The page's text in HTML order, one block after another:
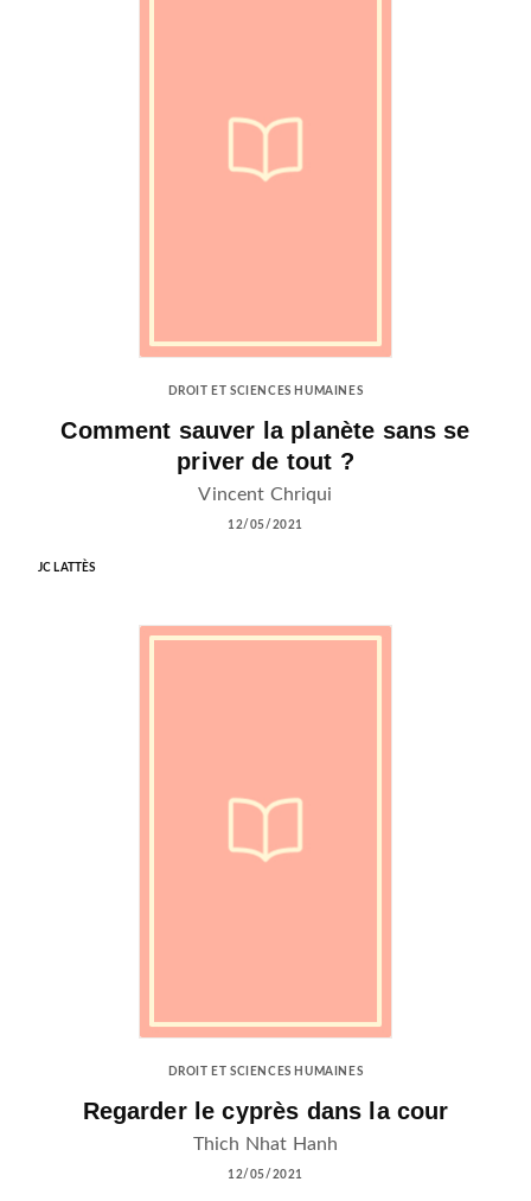
DROIT ET SCIENCES HUMAINES
Comment sauver la planète sans se
priver de tout ?
Vincent Chriqui
12/05/2021
JC LATTÈS
DROIT ET SCIENCES HUMAINES
Regarder le cyprès dans la cour
Thich Nhat Hanh
12/05/2021